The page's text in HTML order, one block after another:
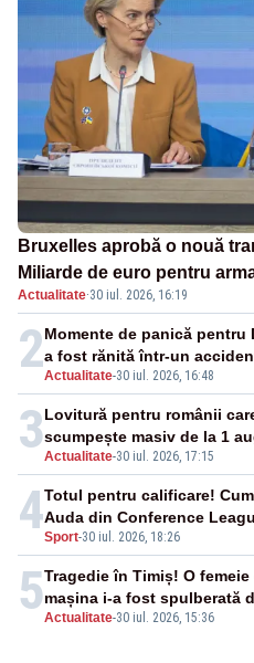
Bruxelles aprobă o nouă
Miliarde de euro pentru
Actualitate·30 iul. 2026, 16:19
2Actualitate-30 iul. 2026, 16:48
Momente de panică pentru
a fost rănită într-un
3Actualitate-30 iul. 2026, 17:15
Lovitură pentru românii
scumpește masiv de la 1
4Sport-30 iul. 2026, 18:26
Totul pentru calificare!
Auda din Conference
5Actualitate-30 iul. 2026, 15:36
Tragedie în Timiș! O
mașina i-a fost spulberată